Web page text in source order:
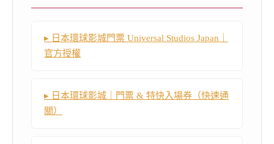
▸ 日本環球影城門票 Universal Studios Japan｜
官方授權
▸ 日本環球影城｜門票 & 特快入場券（快速通
關）